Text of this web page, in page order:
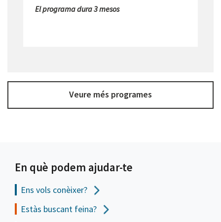
El programa dura 3 mesos
Veure més programes
En què podem ajudar-te
Ens vols conèixer?
Estàs buscant feina?